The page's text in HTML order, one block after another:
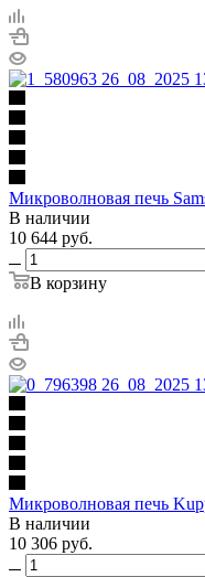
Микроволновая печь
В наличии
10 644 руб.
В корзину
Микроволновая печь
В наличии
10 306 руб.